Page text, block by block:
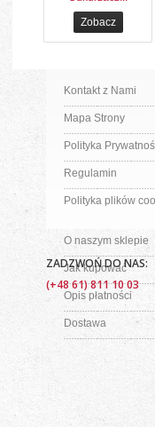
Zobacz
Kontakt z Nami
Mapa Strony
Polityka
Regulamin
Polityka plików
O naszym sklepie
Jak kupować
Opis płatności
Dostawa
ZADZWOŃ DO NAS:
(+48 61) 811 10 03